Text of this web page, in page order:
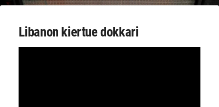
Libanon kiertue dokkari